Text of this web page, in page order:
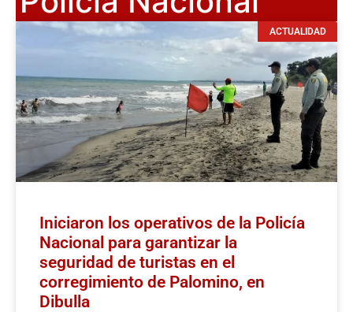
ACTUALIDAD
Iniciaron los operativos de la Policía
Nacional para garantizar la
seguridad de turistas en el
corregimiento de Palomino, en
Dibulla